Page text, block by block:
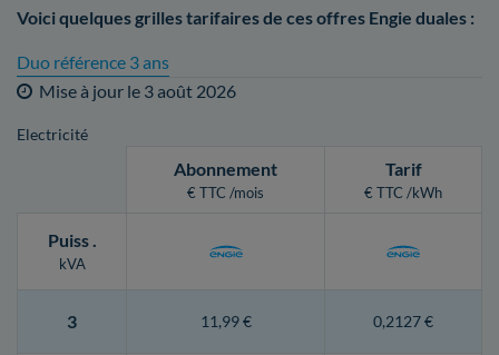
Voici quelques grilles tarifaires de ces offres Engie duales :
Duo référence 3 ans
Mise à jour le 3 août 2026
Electricité
Abonnement
€ TTC /mois
Tarif
€ TTC /kWh
Puiss.
kVA
3 11,99 € 0,2127 €